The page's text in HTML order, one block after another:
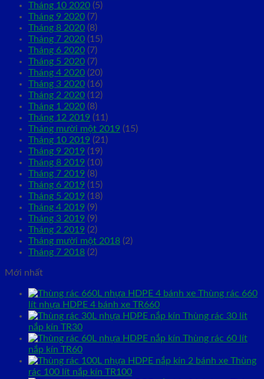
Tháng 10 2020 (5)
Tháng 9 2020 (7)
Tháng 8 2020 (8)
Tháng 7 2020 (15)
Tháng 6 2020 (7)
Tháng 5 2020 (7)
Tháng 4 2020 (20)
Tháng 3 2020 (16)
Tháng 2 2020 (12)
Tháng 1 2020 (8)
Tháng 12 2019 (11)
Tháng mười một 2019 (15)
Tháng 10 2019 (21)
Tháng 9 2019 (19)
Tháng 8 2019 (10)
Tháng 7 2019 (8)
Tháng 6 2019 (15)
Tháng 5 2019 (18)
Tháng 4 2019 (9)
Tháng 3 2019 (9)
Tháng 2 2019 (2)
Tháng mười một 2018 (2)
Tháng 7 2018 (2)
Mới nhất
Thùng rác 660
lít nhựa HDPE 4 bánh xe TR660
Thùng rác 30 lít
nắp kín TR30
Thùng rác 60 lít
nắp kín TR60
Thùng
rác 100 lít nắp kín TR100